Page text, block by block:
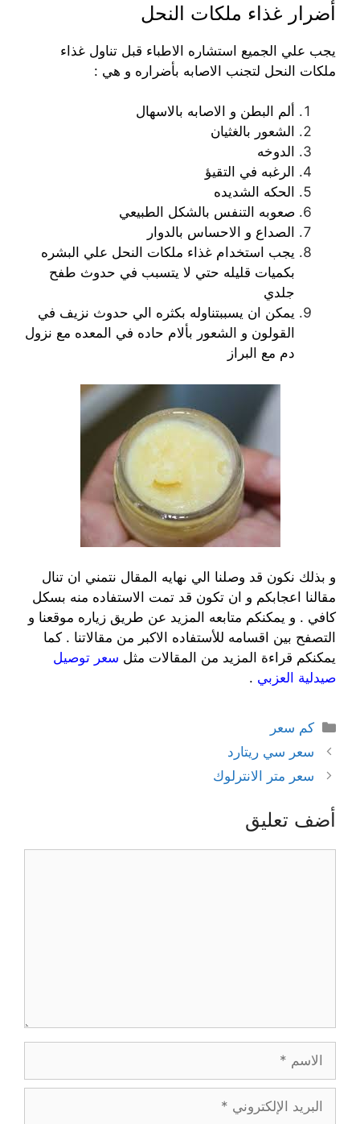
أضرار غذاء ملكات النحل
يجب علي الجميع استشاره الاطباء قبل تناول غذاء
ملكات النحل لتجنب الاصابه بأضراره و هي :
ألم البطن و الاصابه بالاسهال
الشعور بالغثيان
الدوخه
الرغبه في التقيؤ
الحكه الشديده
صعوبه التنفس بالشكل الطبيعي
الصداع و الاحساس بالدوار
يجب استخدام غذاء ملكات النحل علي البشره
بكميات قليله حتي لا يتسبب في حدوث طفح
جلدي
يمكن ان يسببتناوله بكثره الي حدوث نزيف في
القولون و الشعور بألام حاده في المعده مع نزول
دم مع البراز
و بذلك نكون قد وصلنا الي نهايه المقال نتمني ان تنال
مقالنا اعجابكم و ان تكون قد تمت الاستفاده منه بسكل
كافي . و يمكنكم متابعه المزيد عن طريق زياره موقعنا و
التصفح بين اقسامه للأستفاده الاكبر من مقالاتنا . كما
يمكنكم قراءة المزيد من المقالات مثل سعر توصيل
صيدلية العزبي .
التصنيفات
كم سعر
سعر سي ريتارد
سعر متر الانترلوك
أضف تعليق
الإلكتروني